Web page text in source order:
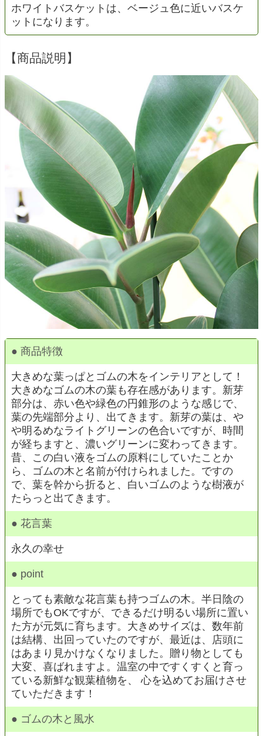
ホワイトバスケットは、ベージュ色に近いバスケ
ットになります。
【商品説明】
● 商品特徴
大きめな葉っぱとゴムの木をインテリアとして！
大きめなゴムの木の葉も存在感があります。新芽
部分は、赤い色や緑色の円錐形のような感じで、
葉の先端部分より、出てきます。新芽の葉は、や
や明るめなライトグリーンの色合いですが、時間
が経ちますと、濃いグリーンに変わってきます。
昔、この白い液をゴムの原料にしていたことか
ら、ゴムの木と名前が付けられました。ですの
で、葉を幹から折ると、白いゴムのような樹液が
たらっと出てきます。
● 花言葉
永久の幸せ
● point
とっても素敵な花言葉も持つゴムの木。半日陰の
場所でもOKですが、できるだけ明るい場所に置い
た方が元気に育ちます。大きめサイズは、数年前
は結構、出回っていたのですが、最近は、店頭に
はあまり見かけなくなりました。贈り物としても
大変、喜ばれますよ。温室の中ですくすくと育っ
ている新鮮な観葉植物を、 心を込めてお届けさせ
ていただきます！
● ゴムの木と風水